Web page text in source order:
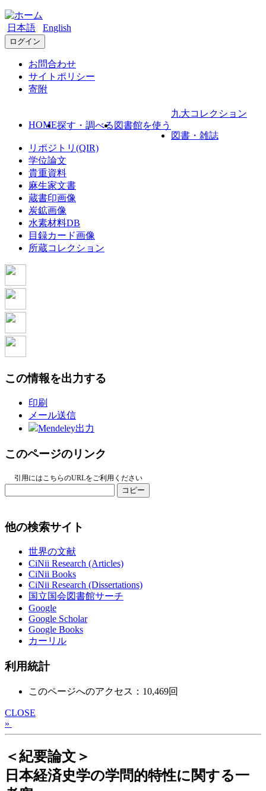
日本語 English
ログイン
お問合わせ
サイトポリシー
寄附
HOME探す・調べる 図書館を使う
九大コレクション
図書・雑誌
リポジトリ(QIR)
学位論文
貴重資料
麻生家文書
蔵書印画像
炭鉱画像
水素材料DB
目録カード画像
所蔵コレクション
この情報を出力する
印刷
メール送信
Mendeley出力
このページのリンク
引用にはこちらのURLをご利用ください
コピー
他の検索サイト
世界の文献
CiNii Research (Articles)
CiNii Books
CiNii Research (Dissertations)
国立国会図書館サーチ
Google
Google Scholar
Google Books
カーリル
利用統計
このページへのアクセス：10,469回
CLOSE
»
＜紀要論文＞
日本経済史学の学問的特性に関する一